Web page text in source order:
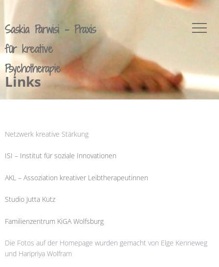
Saskia Parwisi - Praxis
für kreative
Psychotherapie
Links
Netzwerk kreative Stärkung
ISI – Institut für soziale Innovationen
AKL – Assoziation kreativer Leibtherapeutinnen
Studio Jutta Kutz
Familienzentrum KiGA Wolfsburg
Die Fotos auf der Homepage wurden gemacht von Elge Kenneweg
und Haripriya Wolfram